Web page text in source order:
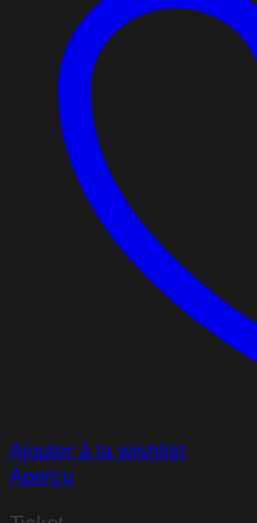
Ajouter à la wishlist
Aperçu